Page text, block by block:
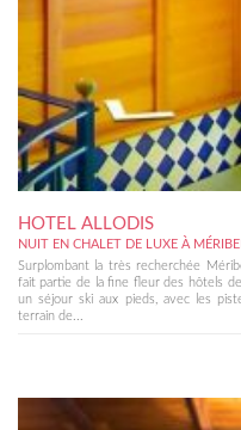
HOTEL ALLODIS
NUIT EN CHALET DE LUXE À
Surplombant la très recherchée
fait partie de la fine fleur des hôtels
un séjour ski aux pieds, avec les
terrain de...